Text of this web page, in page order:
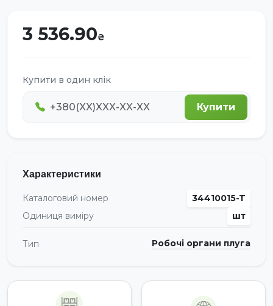
3 536.90
Купити в один клік
Купити
Характеристики
Каталоговий номер
34410015-T
Одиниця виміру
шт
Тип Робочі органи плуга